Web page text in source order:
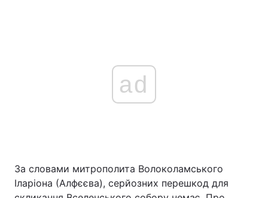
ad
За словами митрополита Волоколамського
Іларіона (Алфєєва), серйозних перешкод для